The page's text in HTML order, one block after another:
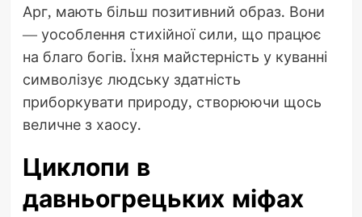
Арг, мають більш позитивний образ. Вони
— уособлення стихійної сили, що працює
на благо богів. Їхня майстерність у куванні
символізує людську здатність
приборкувати природу, створюючи щось
величне з хаосу.
Циклопи в
давньогрецьких міфах